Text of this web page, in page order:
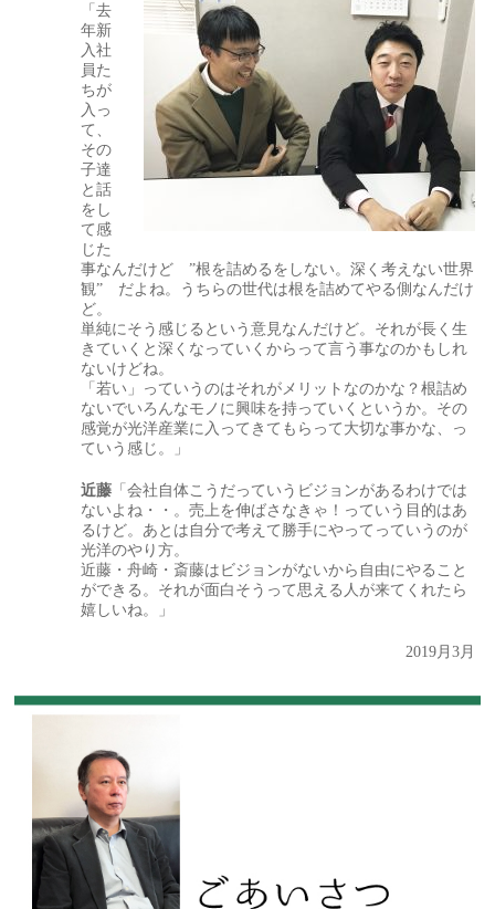
「去
年新
入社
員た
ちが
入っ
て、
その
子達
と話
をし
て感
じた
事なんだけど ”根を詰めるをしない。深く考えない世界
観” だよね。うちらの世代は根を詰めてやる側なんだけ
ど。
単純にそう感じるという意見なんだけど。それが長く生
きていくと深くなっていくからって言う事なのかもしれ
ないけどね。
「若い」っていうのはそれがメリットなのかな？根詰め
ないでいろんなモノに興味を持っていくというか。その
感覚が光洋産業に入ってきてもらって大切な事かな、っ
ていう感じ。」
近藤 「会社自体こうだっていうビジョンがあるわけでは
ないよね・・。売上を伸ばさなきゃ！っていう目的はあ
るけど。あとは自分で考えて勝手にやってっていうのが
光洋のやり方。
近藤・舟崎・斎藤はビジョンがないから自由にやること
ができる。それが面白そうって思える人が来てくれたら
嬉しいね。」
2019月3月